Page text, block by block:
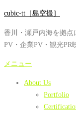
コ
テ
ン
ツ
cubic-tt［島空撮］
香川・瀬戸内海を拠
PV・企業PV・観光PR
メニュー
About Us
Portfolio